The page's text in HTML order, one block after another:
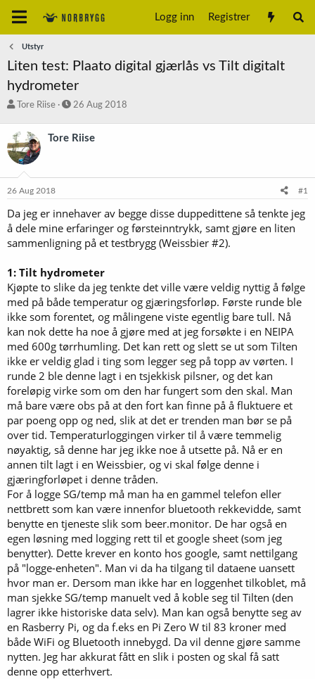
Logg inn Registrer
Utstyr
Liten test: Plaato digital gjærlås vs Tilt digitalt
hydrometer
T
å
d
s
a
r
e
r
Tore Riise
S
r
a
26 Aug 2018
Tore Riise
26 Aug 2018 #1
Da jeg er innehaver av begge disse duppedittene så tenkte jeg
å dele mine erfaringer og førsteinntrykk, samt gjøre en liten
sammenligning på et testbrygg (Weissbier #2).
1: Tilt hydrometer
Kjøpte to slike da jeg tenkte det ville være veldig nyttig å følge
med på både temperatur og gjæringsforløp. Første runde ble
ikke som forentet, og målingene viste egentlig bare tull. Nå
kan nok dette ha noe å gjøre med at jeg forsøkte i en NEIPA
med 600g tørrhumling. Det kan rett og slett se ut som Tilten
ikke er veldig glad i ting som legger seg på topp av vørten. I
runde 2 ble denne lagt i en tsjekkisk pilsner, og det kan
foreløpig virke som om den har fungert som den skal. Man
må bare være obs på at den fort kan finne på å fluktuere et
par poeng opp og ned, slik at det er trenden man bør se på
over tid. Temperaturloggingen virker til å være temmelig
nøyaktig, så denne har jeg ikke noe å utsette på. Nå er en
annen tilt lagt i en Weissbier, og vi skal følge denne i
gjæringforløpet i denne tråden.
For å logge SG/temp må man ha en gammel telefon eller
nettbrett som kan være innenfor bluetooth rekkevidde, samt
benytte en tjeneste slik som beer.monitor. De har også en
egen løsning med logging rett til et google sheet (som jeg
benytter). Dette krever en konto hos google, samt nettilgang
på "logge-enheten". Man vi da ha tilgang til dataene uansett
hvor man er. Dersom man ikke har en loggenhet tilkoblet, må
man sjekke SG/temp manuelt ved å koble seg til Tilten (den
lagrer ikke historiske data selv). Man kan også benytte seg av
en Rasberry Pi, og da f.eks en Pi Zero W til 83 kroner med
både WiFi og Bluetooth innebygd. Da vil denne gjøre samme
nytten. Jeg har akkurat fått en slik i posten og skal få satt
denne opp etterhvert.